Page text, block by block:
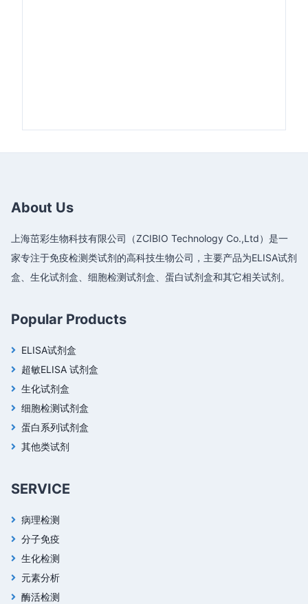
About Us
上海茁彩生物科技有限公司（ZCIBIO Technology Co.,Ltd）是一
家专注于免疫检测类试剂的高科技生物公司，主要产品为ELISA试剂
盒、生化试剂盒、细胞检测试剂盒、蛋白试剂盒和其它相关试剂。
Popular Products
ELISA试剂盒
超敏ELISA 试剂盒
生化试剂盒
细胞检测试剂盒
蛋白系列试剂盒
其他类试剂
SERVICE
病理检测
分子免疫
生化检测
元素分析
酶活检测